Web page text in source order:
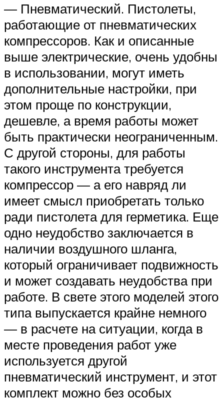
— Пневматический. Пистолеты,
работающие от пневматических
компрессоров. Как и описанные
выше электрические, очень удобны
в использовании, могут иметь
дополнительные настройки, при
этом проще по конструкции,
дешевле, а время работы может
быть практически неограниченным.
С другой стороны, для работы
такого инструмента требуется
компрессор — а его навряд ли
имеет смысл приобретать только
ради пистолета для герметика. Еще
одно неудобство заключается в
наличии воздушного шланга,
который ограничивает подвижность
и может создавать неудобства при
работе. В свете этого моделей этого
типа выпускается крайне немного
— в расчете на ситуации, когда в
месте проведения работ уже
используется другой
пневматический инструмент, и этот
комплект можно без особых